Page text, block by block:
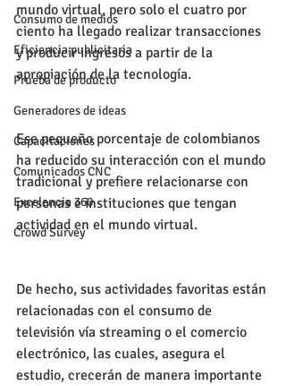
Consumo de medios
Eficiencia publicitaria
Prueba de producto
Generadores de ideas
Capacitaciones
Comunicados CNC
Excelencia 360
Crowd Survey
mundo virtual, pero solo el cuatro por
ciento ha llegado realizar transacciones
y producir ingresos a partir de la
apropiación de la tecnología.
Ese pequeño porcentaje de colombianos
ha reducido su interacción con el mundo
tradicional y prefiere relacionarse con
personas e instituciones que tengan
actividad en el mundo virtual.
De hecho, sus actividades favoritas están
relacionadas con el consumo de
televisión vía streaming o el comercio
electrónico, las cuales, asegura el
estudio, crecerán de manera importante